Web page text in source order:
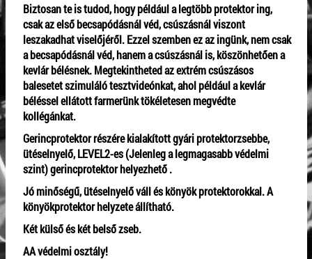
Biztosan te is tudod, hogy például a legtöbb protektor ing,
csak az első becsapódásnál véd, csúszásnál viszont
leszakadhat viselőjéről. Ezzel szemben ez az ingünk, nem csak
a becsapódásnál véd, hanem a csúszásnál is, köszönhetően a
kevlár bélésnek. Megtekintheted az extrém csúszásos
balesetet szimuláló tesztvideónkat, ahol például a kevlár
béléssel ellátott farmerünk tökéletesen megvédte
kollégánkat.
Gerincprotektor részére kialakított gyári protektorzsebbe,
ütéselnyelő, LEVEL2-es (Jelenleg a legmagasabb védelmi
szint) gerincprotektor helyezhető .
Jó minőségű, ütéselnyelő váll és könyök protektorokkal. A
könyökprotektor helyzete állítható.
Két külső és két belső zseb.
AA védelmi osztály!